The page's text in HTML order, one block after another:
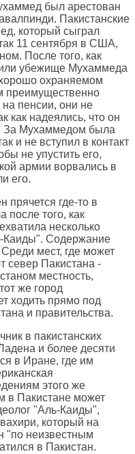
был арестован
Пакистанские
который сыграл
11 сентября в США,
После того, как
убежище Мухаммеда
охраняемом
преимущественно
пенсии, они не
как надеялись, что он
За Мухаммедом была
и не вступил в контакт
не упустить его,
армии ворвались в
его.
прячется где-то в
после того, как
несколько
Содержание
мест, где может
север Пакистана -
местность,
же город
ходить прямо под
и правительства.
в пакистанских
и более десяти
в Иране, где им
этого же
в Пакистане может
"Аль-Каиды",
который на
"по неизвестным
в Пакистан.